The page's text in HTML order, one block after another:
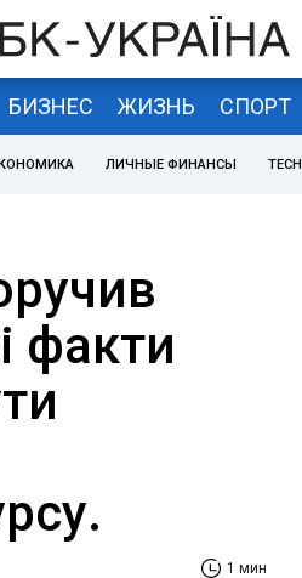
БИЗНЕС ЖИЗНЬ СПОРТ
ЛИЧНЫЕ ФИНАНСЫ TECH
факти
1 мин